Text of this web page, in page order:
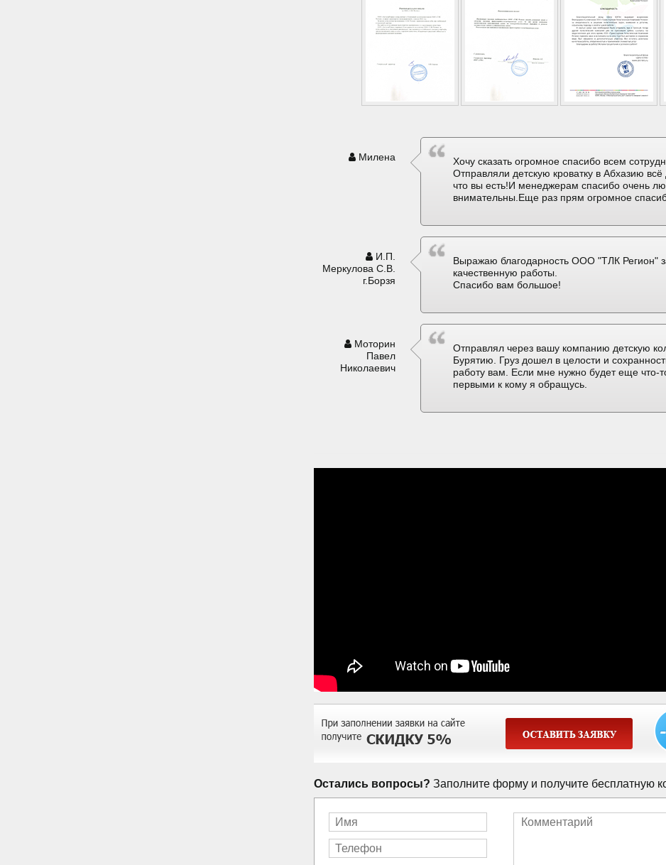
Милена
Хочу сказать огромное спасибо всем
Отправляли детскую кроватку в Абхазию
что вы есть!И менеджерам спасибо очень
внимательны.Еще раз прям огромное
И.П.
Меркулова С.В.
г.Борзя
Выражаю благодарность ООО "ТЛК Регион"
качественную работы.
Спасибо вам большое!
Моторин
Павел
Николаевич
Отправлял через вашу компанию детскую
Бурятию. Груз дошел в целости и
работу вам. Если мне нужно будет еще что-
первыми к кому я обращусь.
Остались вопросы? Заполните форму и получите бесплатную